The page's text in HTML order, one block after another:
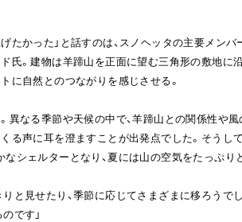
たかった」と話すのは、スノヘッタの主要メンバ
氏。建物は羊蹄山を正面に望む三角形の敷地に
に自然とのつながりを感じさせる。
異なる季節や天候の中で、羊蹄山との関係性や風
る声に耳を澄ますことが出発点でした。そうし
シェルターとなり、夏には山の空気をたっぷり
と見せたり、季節に応じてさまざまに移ろうで
です」